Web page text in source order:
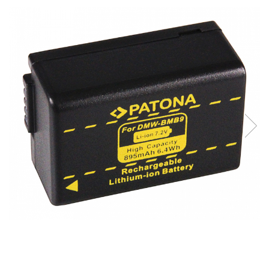
Adaptoare
Boxe portabile
Console
Gripuri
Laptop
POS/Scanere coduri de bare
Scule electrice
Smartwatch
Incarcatoare